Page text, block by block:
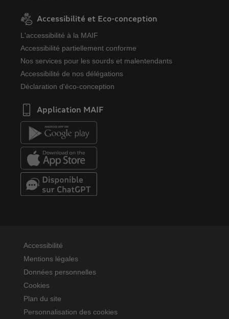
Accessibilité et Eco-conception
L'accessibilité à la MAIF
Accessibilité partiellement conforme
Nos services pour les sourds et malentendants
Accessibilité de nos délégations
Déclaration d'éco-conception
Application MAIF
Accessibilité
Mentions légales
Données personnelles
Cookies
Plan du site
Personnalisation des cookies